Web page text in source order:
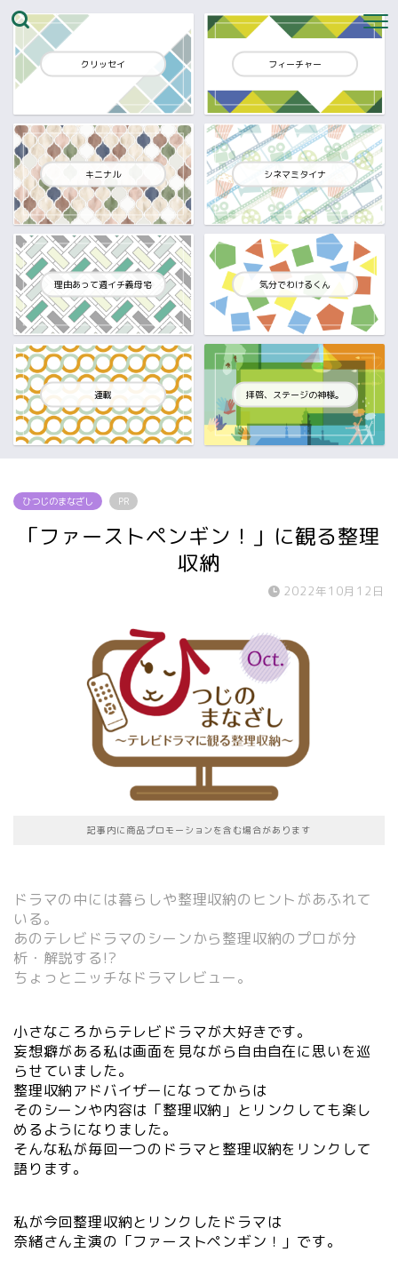
クリッセイ フィーチャー
キニナル シネマミタイナ
理由あって週イチ義母宅 気分でわけるくん
連載 拝啓、ステージの神様。
ひつじのまなざし PR
「ファーストペンギン！」に観る整理
収納
2022年10月12日
記事内に商品プロモーションを含む場合があります
ドラマの中には暮らしや整理収納のヒントがあふれて
いる。
あのテレビドラマのシーンから整理収納のプロが分
析・解説する!?
ちょっとニッチなドラマレビュー。
小さなころからテレビドラマが大好きです。
妄想癖がある私は画面を見ながら自由自在に思いを巡
らせていました。
整理収納アドバイザーになってからは
そのシーンや内容は「整理収納」とリンクしても楽し
めるようになりました。
そんな私が毎回一つのドラマと整理収納をリンクして
語ります。
私が今回整理収納とリンクしたドラマは
奈緒さん主演の「ファーストペンギン！」です。